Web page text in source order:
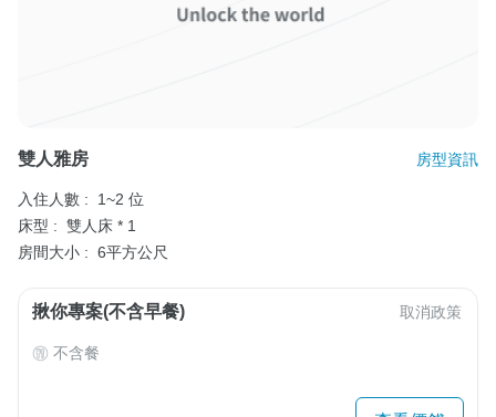
雙人雅房 房型資訊
入住人數 :
1~2 位
床型 : 雙人床 * 1
房間大小 : 6平方公尺
揪你專案(不含早餐) 取消政策
不含餐